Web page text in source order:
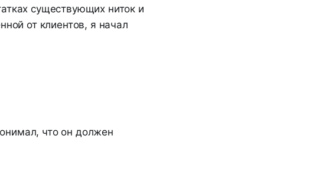
существующих ниток и
от клиентов, я начал
что он должен